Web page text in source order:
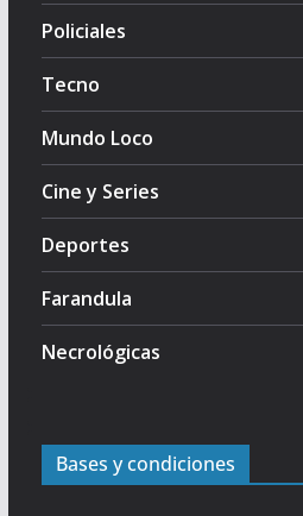
Policiales
Tecno
Mundo Loco
Cine y Series
Deportes
Farandula
Necrológicas
Bases y condiciones